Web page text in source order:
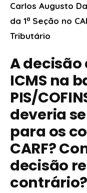
Carlos Augusto
da 1ª Seção no
Tributário
A decisão
ICMS na
PIS/
deveria
para os
CARF?
decisão
contrário?